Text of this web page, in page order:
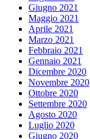
Giugno 2021
Maggio 2021
Aprile 2021
Marzo 2021
Febbraio 2021
Gennaio 2021
Dicembre 2020
Novembre 2020
Ottobre 2020
Settembre 2020
Agosto 2020
Luglio 2020
Giugno 2020